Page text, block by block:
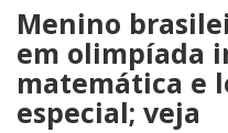
Menino
em olimpíada
matemática e
especial; veja